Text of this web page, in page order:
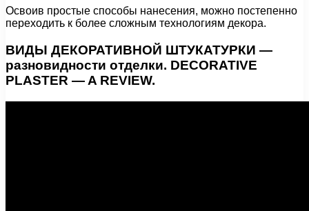
Освоив простые способы нанесения, можно постепенно
переходить к более сложным технологиям декора.
ВИДЫ ДЕКОРАТИВНОЙ ШТУКАТУРКИ —
разновидности отделки. DECORATIVE
PLASTER — A REVIEW.